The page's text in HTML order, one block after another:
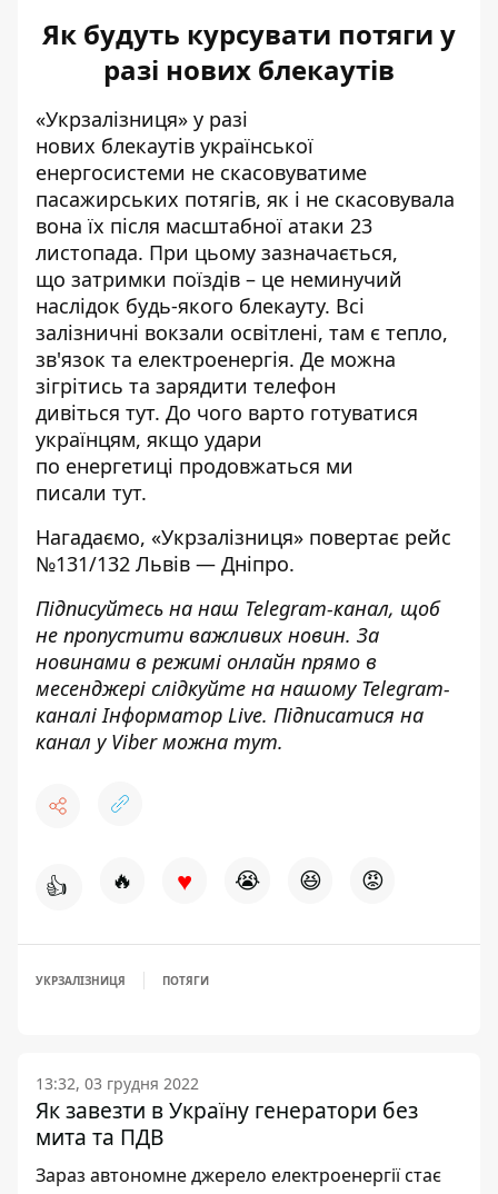
Як будуть курсувати потяги у
разі нових блекаутів
«Укрзалізниця» у разі
нових блекаутів української
енергосистеми не скасовуватиме
пасажирських потягів, як і не скасовувала
вона їх після масштабної атаки 23
листопада. При цьому зазначається,
що затримки поїздів – це неминучий
наслідок будь-якого блекауту. Всі
залізничні вокзали освітлені, там є тепло,
зв'язок та електроенергія. Де можна
зігрітись та зарядити телефон
дивіться тут. До чого варто готуватися
українцям, якщо удари
по енергетиці продовжаться ми
писали тут.
Нагадаємо, «Укрзалізниця» повертає рейс
№131/132 Львів — Дніпро.
Підписуйтесь на наш Telegram-канал, щоб
не пропустити важливих новин. За
новинами в режимі онлайн прямо в
месенджері слідкуйте на нашому Telegram-
каналіІнформатор Live. Підписатися на
канал у Viber можна тут.
👍 🔥 ♥ 😭 😆 😡
УКРЗАЛІЗНИЦЯ ПОТЯГИ
13:32, 03 грудня 2022
Як завезти в Україну генератори без
мита та ПДВ
Зараз автономне джерело електроенергії стає